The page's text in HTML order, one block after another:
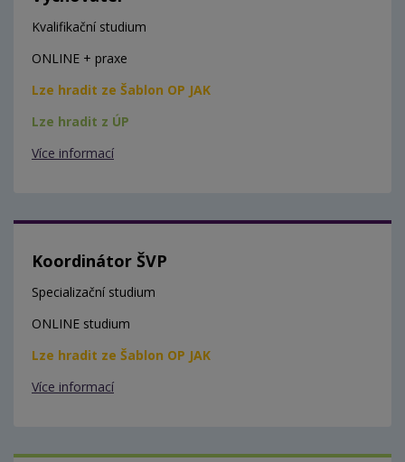
Kvalifikační studium
ONLINE + praxe
Lze hradit ze Šablon OP JAK
Lze hradit z ÚP
Více informací
Koordinátor ŠVP
Specializační studium
ONLINE studium
Lze hradit ze Šablon OP JAK
Více informací